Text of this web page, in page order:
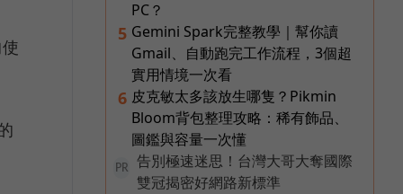
PC？
5 Gemini Spark完整教學｜幫你讀
Gmail、自動跑完工作流程，3個超
實用情境一次看
6 皮克敏太多該放生哪隻？Pikmin
Bloom背包整理攻略：稀有飾品、
圖鑑與容量一次懂
PR
告別極速迷思！台灣大哥大奪國際
雙冠揭密好網路新標準